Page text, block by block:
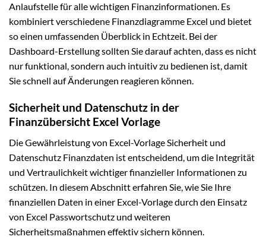
Anlaufstelle für alle wichtigen Finanzinformationen. Es
kombiniert verschiedene Finanzdiagramme Excel und bietet
so einen umfassenden Überblick in Echtzeit. Bei der
Dashboard-Erstellung sollten Sie darauf achten, dass es nicht
nur funktional, sondern auch intuitiv zu bedienen ist, damit
Sie schnell auf Änderungen reagieren können.
Sicherheit und Datenschutz in der
Finanzübersicht Excel Vorlage
Die Gewährleistung von Excel-Vorlage Sicherheit und
Datenschutz Finanzdaten ist entscheidend, um die Integrität
und Vertraulichkeit wichtiger finanzieller Informationen zu
schützen. In diesem Abschnitt erfahren Sie, wie Sie Ihre
finanziellen Daten in einer Excel-Vorlage durch den Einsatz
von Excel Passwortschutz und weiteren
Sicherheitsmaßnahmen effektiv sichern können.